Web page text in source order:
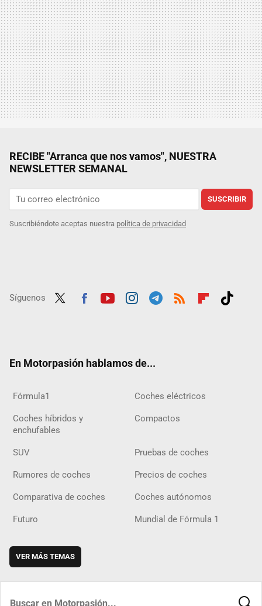
RECIBE "Arranca que nos vamos", NUESTRA
NEWSLETTER SEMANAL
SUSCRIBIR
Suscribiéndote aceptas nuestra política de privacidad
Síguenos
En Motorpasión hablamos de...
Fórmula1 Coches eléctricos
Coches híbridos y
enchufables
Compactos
SUV Pruebas de coches
Rumores de coches Precios de coches
Comparativa de coches Coches autónomos
Futuro Mundial de Fórmula 1
VER MÁS TEMAS